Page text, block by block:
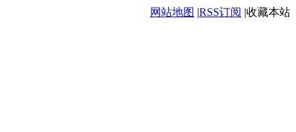
网站地图 |RSS订阅 |收藏本站